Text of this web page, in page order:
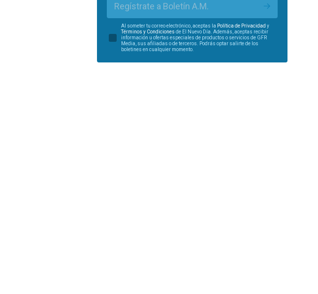
Regístrate a Boletín A.M.
Al someter tu correo electrónico, aceptas la Política de Privacidad y
Términos y Condiciones de El Nuevo Día. Además, aceptas recibir
información u ofertas especiales de productos o servicios de GFR
Media, sus afiliadas o de terceros. Podrás optar salirte de los
boletines en cualquier momento.